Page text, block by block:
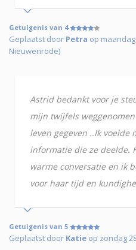
Getuigenis van 4
Geplaatst door Petra op
Nieuwenrode)
Astrid bedankt voor je
mijn twijfels
leven gegeven ..Ik voelde
informatie die ze deelde.
warme conversatie en ik
voor haar tijd en
Getuigenis van 5
Geplaatst door Katie op zondag